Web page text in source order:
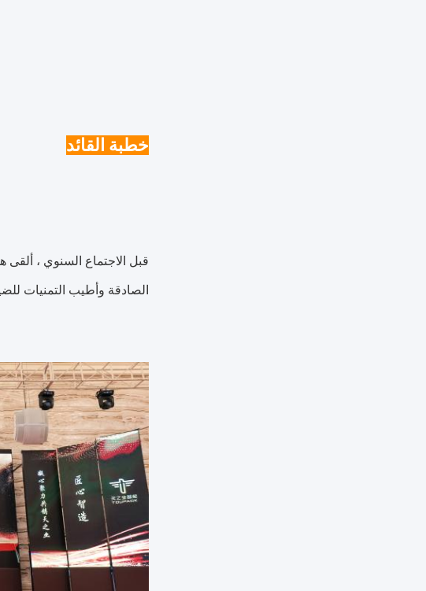
خطبة القائد
الصادقة وأطيب التمنيات